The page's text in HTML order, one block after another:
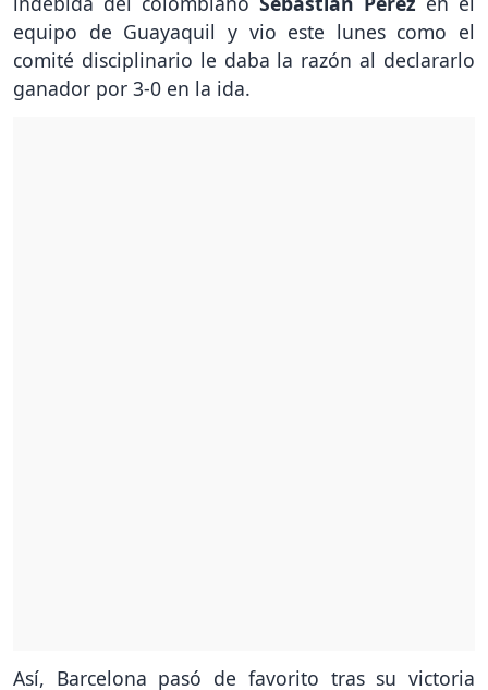
equipo de Guayaquil y vio este lunes como el
comité disciplinario le daba la razón al declararlo
ganador por 3-0 en la ida.
Así, Barcelona pasó de favorito tras su victoria